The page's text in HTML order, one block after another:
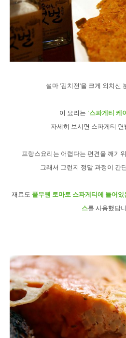
설마 '김치전'을 크게 외치신
이 요리는 '스파게티 케
자세히 보시면 스파게티 면
프랑스요리는 어렵다는 편견을 깨기
그래서 그런지 정말 과정이 간
재료도 풀무원 토마토 스파게티에 들어
스를 사용했답